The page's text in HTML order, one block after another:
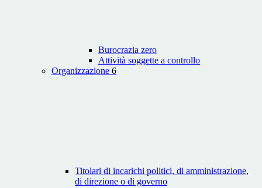
Burocrazia zero
Attività soggette a controllo
Organizzazione 6
Titolari di incarichi politici, di amministrazione,
di direzione o di governo